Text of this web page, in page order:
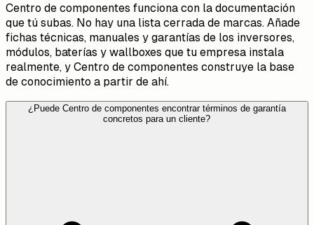
Centro de componentes funciona con la documentación
que tú subas. No hay una lista cerrada de marcas. Añade
fichas técnicas, manuales y garantías de los inversores,
módulos, baterías y wallboxes que tu empresa instala
realmente, y Centro de componentes construye la base
de conocimiento a partir de ahí.
¿Puede Centro de componentes encontrar términos de garantía
concretos para un cliente?